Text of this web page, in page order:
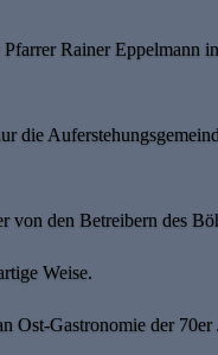
Rainer Eppelmann
die
den Betreibern des
Weise.
Gastronomie der